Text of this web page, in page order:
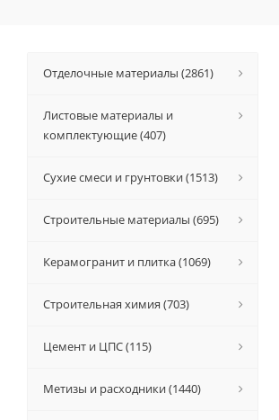
Отделочные материалы (2861)
Листовые материалы и
комплектующие (407)
Сухие смеси и грунтовки (1513)
Строительные материалы (695)
Керамогранит и плитка (1069)
Строительная химия (703)
Цемент и ЦПС (115)
Метизы и расходники (1440)